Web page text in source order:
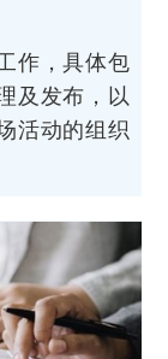
作，具体包
及发布，以
活动的组织